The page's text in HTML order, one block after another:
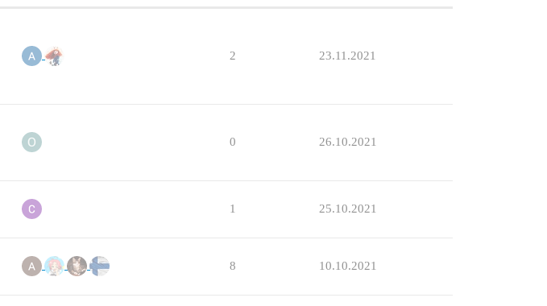
2 23.11.2021
0 26.10.2021
1 25.10.2021
8 10.10.2021